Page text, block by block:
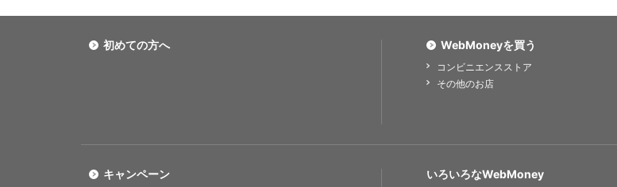
初めての方へ WebMoneyを買う
コンビニエンスストア
その他のお店
いろいろなWebMoney
キャンペーン